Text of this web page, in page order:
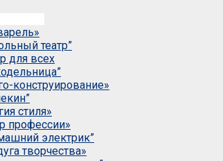
театр”
для всех
конструирование»
стиля»
профессии»
электрик”
творчества»